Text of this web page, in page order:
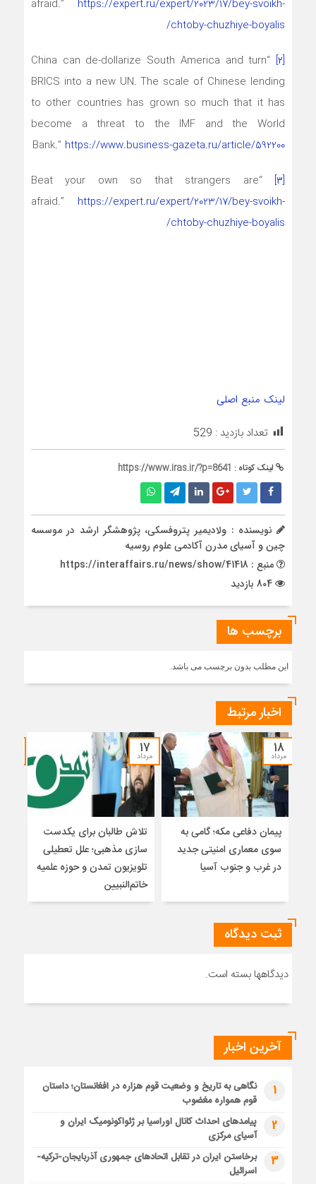
afraid.” https://expert.ru/expert/2023/17/bey-svoikh-
chtoby-chuzhiye-boyalis/
[۲]
“China can de-dollarize South America and turn
BRICS into a new UN. The scale of Chinese lending
to other countries has grown so much that it has
become a threat to the IMF and the World
Bank.” https://www.business-gazeta.ru/article/592200
[۳]
“Beat your own so that strangers are
afraid.” https://expert.ru/expert/2023/17/bey-svoikh-
chtoby-chuzhiye-boyalis/
لینک منبع اصلی
تعداد بازدید : 529
لینک کوتاه : https://www.iras.ir/?p=8641
نویسنده : ولادیمیر پتروفسکی، پژوهشگر ارشد در موسسه
چین و آسیای مدرن آکادمی علوم روسیه
منبع : https://interaffairs.ru/news/show/41418
برچسب ها
این مطلب بدون برچسب می باشد.
اخبار مرتبط
۱۸
مرداد
پیمان دفاعی مکه؛ گامی به
سوی معماری امنیتی جدید
در غرب و جنوب آسیا
۱۷
مرداد
تلاش طالبان برای یکدست
سازی مذهبی؛ علل تعطیلی
تلویزیون تمدن و حوزه علمیه
خاتم‌النبیین
ثبت دیدگاه
دیدگاهها بسته است.
آخرین اخبار
1
نگاهی به تاریخ و وضعیت قوم هزاره در افغانستان؛ داستان
قوم همواره مغضوب
2
پیامدهای احداث کانال اوراسیا بر ژئواکونومیک ایران و
آسیای مرکزی
3
برخاستن ایران در تقابل اتحادهای جمهوری آذربایجان-ترکیه-
اسرائیل